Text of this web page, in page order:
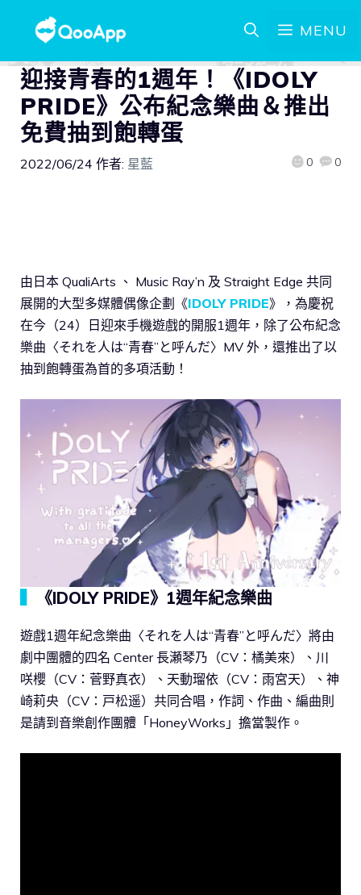
MENU
迎接青春的1週年！《IDOLY
PRIDE》公布紀念樂曲＆推出
免費抽到飽轉蛋
2022/06/24 作者: 星藍 0 0
由日本 QualiArts 、 Music Ray’n 及 Straight Edge 共同
展開的大型多媒體偶像企劃《IDOLY PRIDE》，為慶祝
在今（24）日迎來手機遊戲的開服1週年，除了公布紀念
樂曲〈それを人は“青春”と呼んだ〉MV 外，還推出了以
抽到飽轉蛋為首的多項活動！
《IDOLY PRIDE》1週年紀念樂曲
遊戲1週年紀念樂曲〈それを人は“青春”と呼んだ〉將由
劇中團體的四名 Center 長瀬琴乃（CV：橘美來）、川
咲櫻（CV：菅野真衣）、天動瑠依（CV：雨宮天）、神
崎莉央（CV：戸松遥）共同合唱，作詞、作曲、編曲則
是請到音樂創作團體「HoneyWorks」擔當製作。